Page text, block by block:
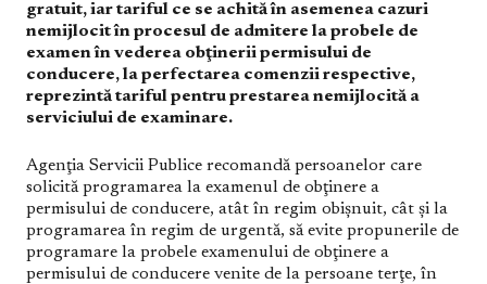
gratuit, iar tariful ce se achită în asemenea cazuri
nemijlocit în procesul de admitere la probele de
examen în vederea obţinerii permisului de
conducere, la perfectarea comenzii respective,
reprezintă tariful pentru prestarea nemijlocită a
serviciului de examinare.
Agenţia Servicii Publice recomandă persoanelor care
solicită programarea la examenul de obţinere a
permisului de conducere, atât în regim obişnuit, cât şi la
programarea în regim de urgentă, să evite propunerile de
programare la probele examenului de obţinere a
permisului de conducere venite de la persoane terţe, în